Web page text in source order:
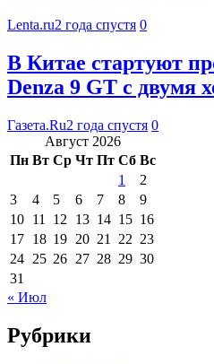
Lenta.ru2 года спустя 0
В Китае стартуют
Denza 9 GT с двумя
Газета.Ru2 года спустя 0
Август 2026
Пн Вт Ср Чт Пт Сб Вс
1
2
3
4 5 6 7 8
9
10 11 12 13 14 15 16
17 18 19 20 21 22 23
24 25 26 27 28 29 30
31
« Июл
Рубрики